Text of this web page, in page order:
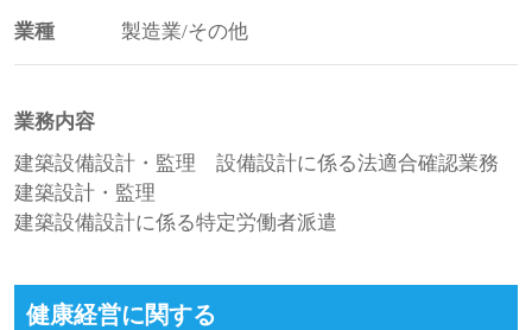
業種 製造業/その他
業務内容
建築設備設計・監理 設備設計に係る法適合確認業務
建築設計・監理
建築設備設計に係る特定労働者派遣
健康経営に関する